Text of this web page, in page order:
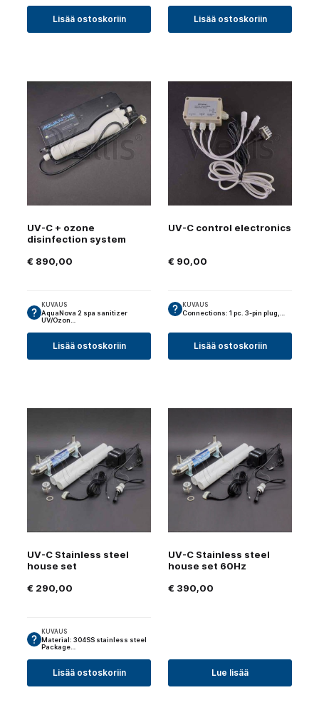
Lisää ostoskoriin Lisää ostoskoriin
UV-C + ozone
disinfection system
€ 890,00
KUVAUS
AquaNova 2 spa sanitizer
UV/Ozon…
Lisää ostoskoriin
UV-C control electronics
€ 90,00
KUVAUS
Connections: 1 pc. 3-pin plug,…
Lisää ostoskoriin
UV-C Stainless steel
house set
€ 290,00
KUVAUS
Material: 304SS stainless steel
Package…
Lisää ostoskoriin
UV-C Stainless steel
house set 60Hz
€ 390,00
Lue lisää